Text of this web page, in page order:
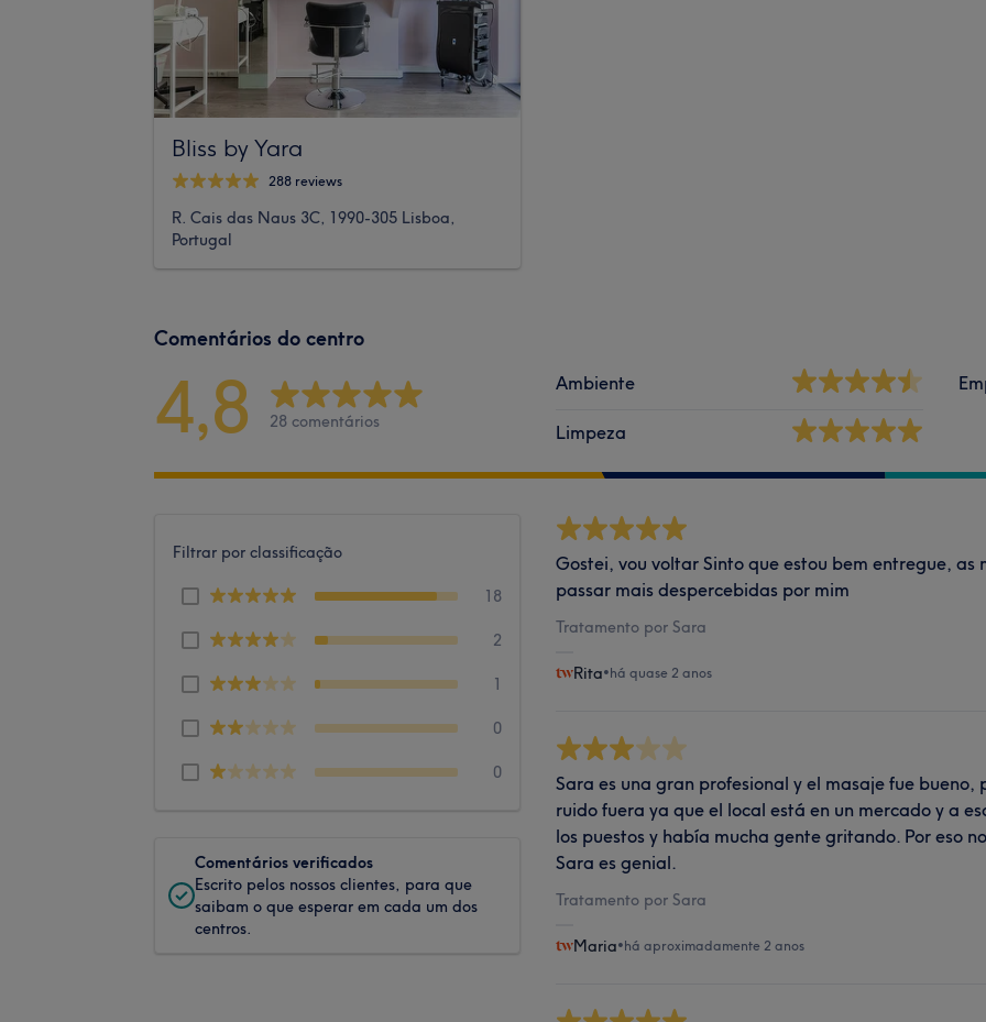
Bliss by Yara
288 reviews
R. Cais das Naus 3C, 1990-305 Lisboa,
Portugal
Comentários do centro
4,8 28 comentários
Ambiente
Limpeza
Filtrar por classificação
18
2
1
0
0
Comentários verificados
Escrito pelos nossos clientes, para que
saibam o que esperar em cada um dos
centros.
Gostei, vou voltar Sinto que estou bem entregue, as
passar mais despercebidas por mim
Tratamento por Sara
Rita•há quase 2 anos
Sara es una gran profesional y el masaje fue bueno,
ruido fuera ya que el local está en un mercado y a
los puestos y había mucha gente gritando. Por eso
Sara es genial.
Tratamento por Sara
Maria•há aproximadamente 2 anos